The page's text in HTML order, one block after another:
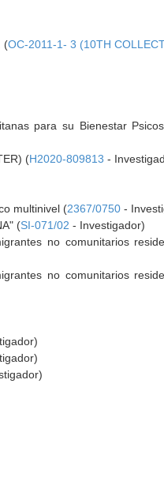
(OC-2011-1- 3 (10TH
para su Bienestar
(H2020-809813 -
multinivel (2367/0750 -
(SI-071/02 - Investigador)
no comunitarios
no comunitarios